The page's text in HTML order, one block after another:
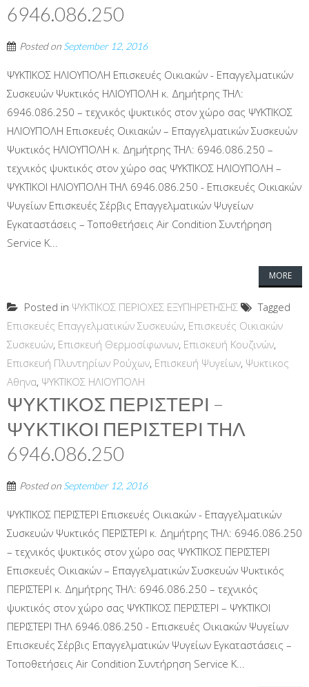
6946.086.250
Posted on September 12, 2016
ΨΥΚΤΙΚΟΣ ΗΛΙΟΥΠΟΛΗ Επισκευές Οικιακών - Επαγγελματικών
Συσκευών Ψυκτικός ΗΛΙΟΥΠΟΛΗ κ. Δημήτρης ΤΗΛ:
6946.086.250 – τεχνικός ψυκτικός στον χώρο σας ΨΥΚΤΙΚΟΣ
ΗΛΙΟΥΠΟΛΗ Επισκευές Οικιακών – Επαγγελματικών Συσκευών
Ψυκτικός ΗΛΙΟΥΠΟΛΗ κ. Δημήτρης ΤΗΛ: 6946.086.250 –
τεχνικός ψυκτικός στον χώρο σας ΨΥΚΤΙΚΟΣ ΗΛΙΟΥΠΟΛΗ –
ΨΥΚΤΙΚΟΙ ΗΛΙΟΥΠΟΛΗ ΤΗΛ 6946.086.250 - Επισκευές Οικιακών
Ψυγείων Επισκευές Σέρβις Επαγγελματικών Ψυγείων
Εγκαταστάσεις – Τοποθετήσεις Air Condition Συντήρηση
Service Κ...
MORE
Posted in ΨΥΚΤΙΚΟΣ ΠΕΡΙΟΧΕΣ ΕΞΥΠΗΡΕΤΗΣΗΣ
Tagged
Επισκευές Επαγγελματικών Συσκευών, Επισκευές Οικιακών
Συσκευών, Επισκευή Θερμοσίφωνων, Επισκευή Κουζινών,
Επισκευή Πλυντηρίων Ρούχων, Επισκευή Ψυγείων, Ψυκτικος
Αθηνα, ΨΥΚΤΙΚΟΣ ΗΛΙΟΥΠΟΛΗ
ΨΥΚΤΙΚΟΣ ΠΕΡΙΣΤΕΡΙ –
ΨΥΚΤΙΚΟΙ ΠΕΡΙΣΤΕΡΙ ΤΗΛ
6946.086.250
Posted on September 12, 2016
ΨΥΚΤΙΚΟΣ ΠΕΡΙΣΤΕΡΙ Επισκευές Οικιακών - Επαγγελματικών
Συσκευών Ψυκτικός ΠΕΡΙΣΤΕΡΙ κ. Δημήτρης ΤΗΛ: 6946.086.250
– τεχνικός ψυκτικός στον χώρο σας ΨΥΚΤΙΚΟΣ ΠΕΡΙΣΤΕΡΙ
Επισκευές Οικιακών – Επαγγελματικών Συσκευών Ψυκτικός
ΠΕΡΙΣΤΕΡΙ κ. Δημήτρης ΤΗΛ: 6946.086.250 – τεχνικός
ψυκτικός στον χώρο σας ΨΥΚΤΙΚΟΣ ΠΕΡΙΣΤΕΡΙ – ΨΥΚΤΙΚΟΙ
ΠΕΡΙΣΤΕΡΙ ΤΗΛ 6946.086.250 - Επισκευές Οικιακών Ψυγείων
Επισκευές Σέρβις Επαγγελματικών Ψυγείων Εγκαταστάσεις –
Τοποθετήσεις Air Condition Συντήρηση Service Κ...